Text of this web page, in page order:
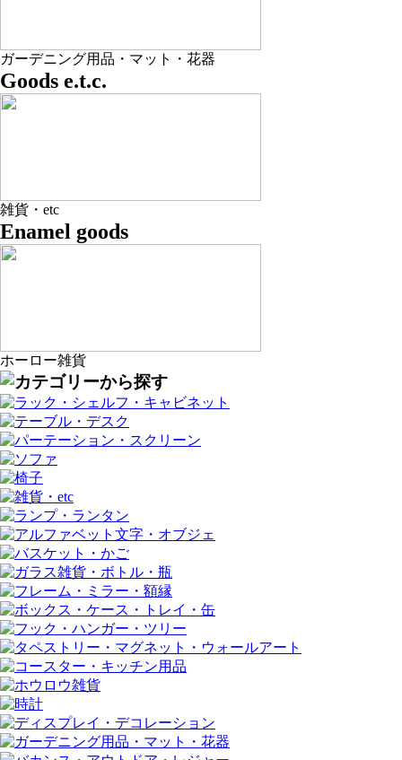
ガーデニング用品・マット・花器
Goods e.t.c.
雑貨・etc
Enamel goods
ホーロー雑貨